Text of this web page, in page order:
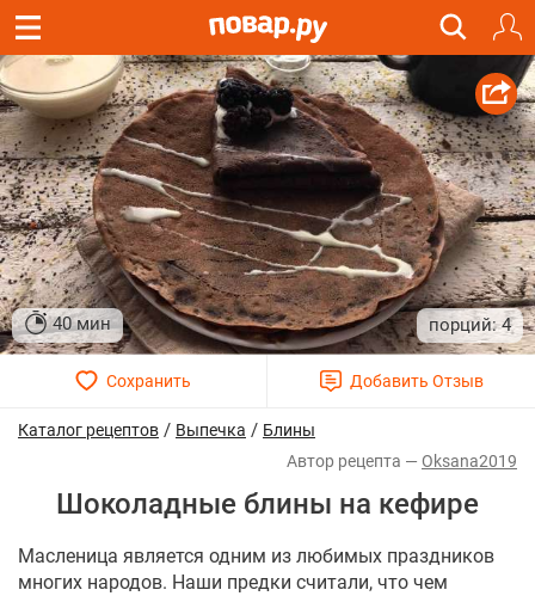
40 мин 4
Каталог рецептов / Выпечка / Блины
Oksana2019
Шоколадные блины на кефире
Масленица является одним из любимых праздников
многих народов. Наши предки считали, что чем